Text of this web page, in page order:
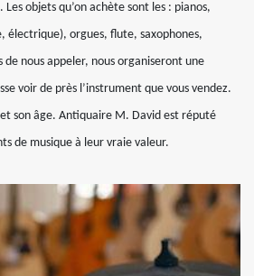
objets qu’on achète sont les : pianos,
électrique), orgues, flute, saxophones,
de nous appeler, nous organiseront une
voir de près l’instrument que vous vendez.
son âge. Antiquaire M. David est réputé
de musique à leur vraie valeur.